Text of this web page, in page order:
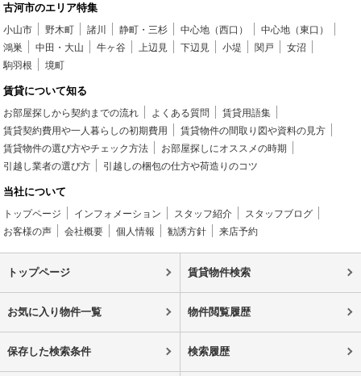
古河市のエリア特集
小山市 野木町 諸川 静町・三杉 中心地（西口）
中心地（東口）
鴻巣
中田・大山 牛ヶ谷 上辺見 下辺見 小堤 関戸
女沼
駒羽根
境町
賃貸について知る
お部屋探しから契約までの流れ よくある質問
賃貸用語集
賃貸契約費用や一人暮らしの初期費用
賃貸物件の間取り図や資料の見方
賃貸物件の選び方やチェック方法
お部屋探しにオススメの時期
引越し業者の選び方
引越しの梱包の仕方や荷造りのコツ
当社について
トップページ インフォメーション スタッフ紹介
スタッフブログ
お客様の声
会社概要 個人情報 勧誘方針 来店予約
トップページ 賃貸物件検索
お気に入り物件一覧 物件閲覧履歴
保存した検索条件 検索履歴